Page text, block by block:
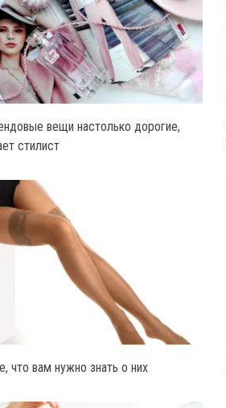
вещи настолько дорогие,
стилист
что вам нужно знать о них